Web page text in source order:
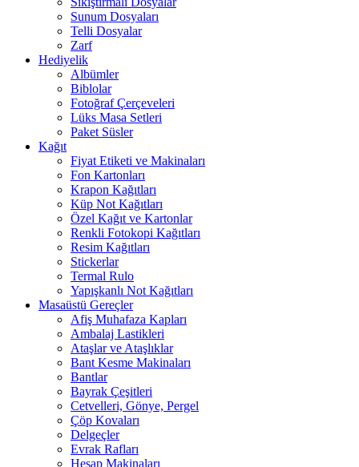
Sunum Dosyaları
Telli Dosyalar
Zarf
Hediyelik
Albümler
Biblolar
Fotoğraf Çerçeveleri
Lüks Masa Setleri
Paket Süsler
Kağıt
Fiyat Etiketi ve Makinaları
Fon Kartonları
Krapon Kağıtları
Küp Not Kağıtları
Özel Kağıt ve Kartonlar
Renkli Fotokopi Kağıtları
Resim Kağıtları
Stickerlar
Termal Rulo
Yapışkanlı Not Kağıtları
Masaüstü Gereçler
Afiş Muhafaza Kapları
Ambalaj Lastikleri
Ataşlar ve Ataşlıklar
Bant Kesme Makinaları
Bantlar
Bayrak Çeşitleri
Cetvelleri, Gönye, Pergel
Çöp Kovaları
Delgeçler
Evrak Rafları
Hesap Makinaları